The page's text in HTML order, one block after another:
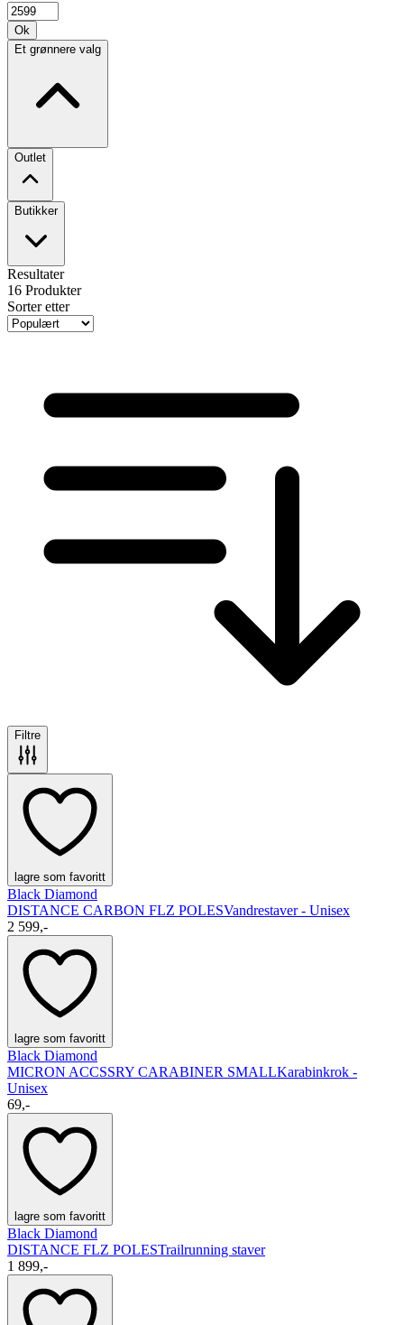
Ok
Et grønnere valg
Outlet
Butikker
Resultater
16 Produkter
Sorter etter
Filtre
lagre som favoritt
Black Diamond
DISTANCE CARBON FLZ POLESVandrestaver - Unisex
2 599,-
lagre som favoritt
Black Diamond
MICRON ACCSSRY CARABINER SMALLKarabinkrok -
Unisex
69,-
lagre som favoritt
Black Diamond
DISTANCE FLZ POLESTrailrunning staver
1 899,-